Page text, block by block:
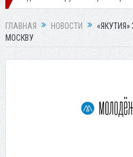
ГЛАВНАЯ НОВОСТИ
МОСКВУ